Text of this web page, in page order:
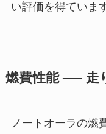
い評価を得ていま
燃費性能 ── 走
ノートオーラの燃